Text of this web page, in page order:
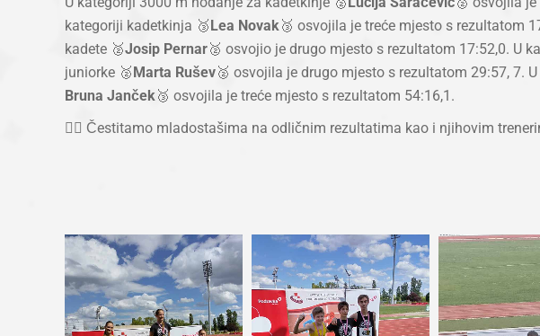
kategoriji kadetkinja 🥉Lea Novak 🥉 osvojila je treće mjesto s rezultatom
kadete 🥈Josip Pernar🥈 osvojio je drugo mjesto s rezultatom 17:52,0. U
juniorke 🥈Marta Rušev🥈 osvojila je drugo mjesto s rezultatom 29:57, 7.
Bruna Janček 🥉 osvojila je treće mjesto s rezultatom 54:16,1.
❤️‍🔥 Čestitamo mladostašima na odličnim rezultatima kao i njihovim